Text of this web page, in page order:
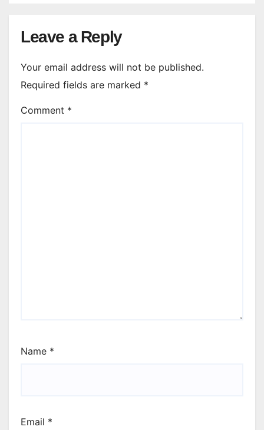
Leave a Reply
Your email address will not be published.
Required fields are marked *
Comment *
Name *
Email *